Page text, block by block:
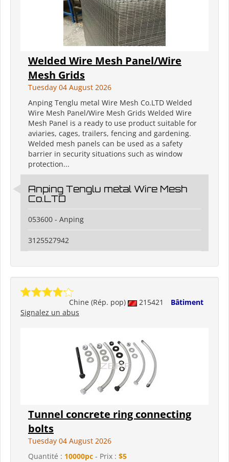
Welded Wire Mesh Panel/Wire
Mesh Grids
Tuesday 04 August 2026
Anping Tenglu metal Wire Mesh Co.LTD Welded
Wire Mesh Panel/Wire Mesh Grids Welded Wire
Mesh Panel is a ready to use product suitable for
aviaries, cages, trailers, fencing and gardening.
Welded mesh panels can be used as a safety
barrier in security situations such as window
protection...
Anping Tenglu metal Wire Mesh
Co.LTD
053600 - Anping
3125527942
Chine (Rép. pop) 215421
Bâtiment
Signalez un abus
Tunnel concrete ring connecting
bolts
Tuesday 04 August 2026
Quantité : 10000pc - Prix : $5